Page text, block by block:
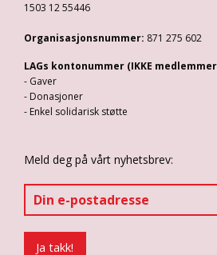
1503 12 55446
Organisasjonsnummer: 871 275 602
LAGs kontonummer (IKKE
- Gaver
- Donasjoner
- Enkel solidarisk støtte
Meld deg på vårt nyhetsbrev: